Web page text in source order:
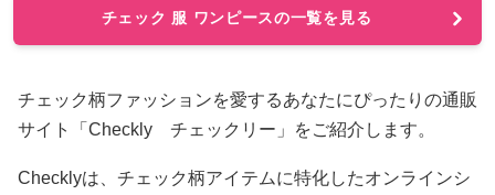
チェック 服 ワンピースの一覧を見る
チェック柄ファッションを愛するあなたにぴったりの通販
サイト「Checkly チェックリー」をご紹介します。
Checklyは、チェック柄アイテムに特化したオンラインシ